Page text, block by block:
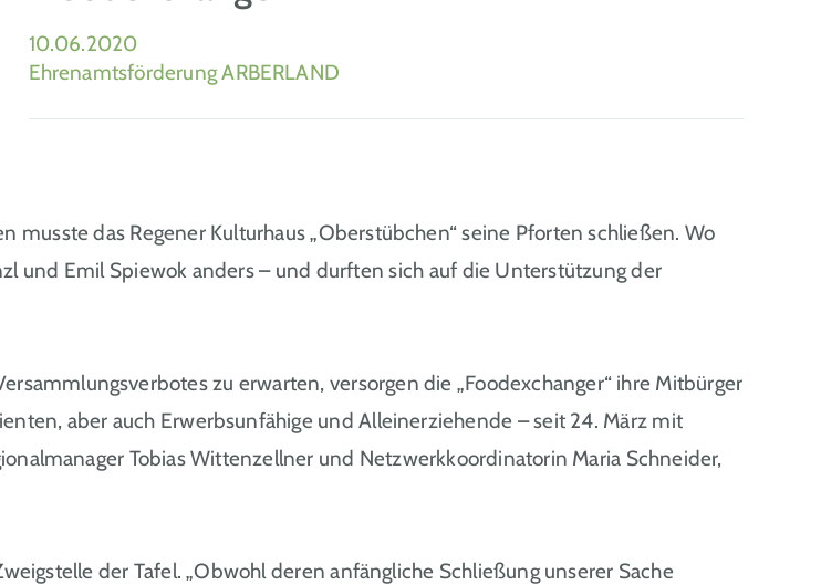
10.06.2020
Ehrenamtsförderung ARBERLAND
das Regener Kulturhaus „Oberstübchen“ seine Pforten schließen. Wo
und Emil Spiewok anders – und durften sich auf die Unterstützung der
zu erwarten, versorgen die „Foodexchanger“ ihre Mitbürger
aber auch Erwerbsunfähige und Alleinerziehende – seit 24. März mit
Tobias Wittenzellner und Netzwerkkoordinatorin Maria Schneider,
der Tafel. „Obwohl deren anfängliche Schließung unserer Sache